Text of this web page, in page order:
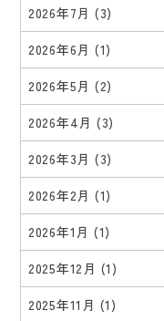
2026年7月 (3)
2026年6月 (1)
2026年5月 (2)
2026年4月 (3)
2026年3月 (3)
2026年2月 (1)
2026年1月 (1)
2025年12月 (1)
2025年11月 (1)